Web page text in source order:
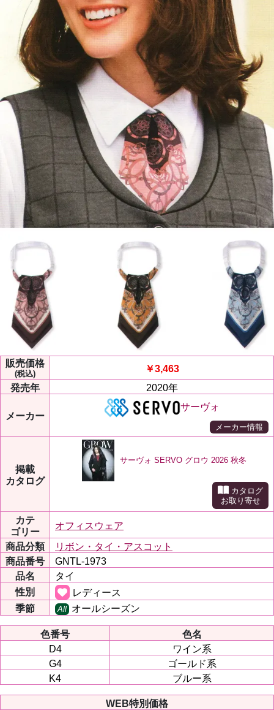
販売価格
(税込)
￥3,463
発売年
2020年
メーカー
サーヴォ
メーカー情報
掲載
カタログ
サーヴォ SERVO グロウ 2026 秋冬
カタログ
お取り寄せ
カテ
ゴリー
オフィスウェア
商品分類
リボン・タイ・アスコット
商品番号
GNTL-1973
品名
タイ
性別
レディース
季節
All オールシーズン
色番号
色名
D4
ワイン系
G4
ゴールド系
K4
ブルー系
WEB特別価格